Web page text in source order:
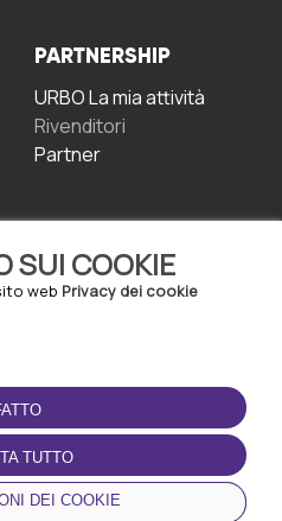
SUI COOKIE
web Privacy dei cookie
TUTTO
DEI COOKIE
PARTNERSHIP
URBO La mia attività
Rivenditori
Partner
SCARICA L'APP